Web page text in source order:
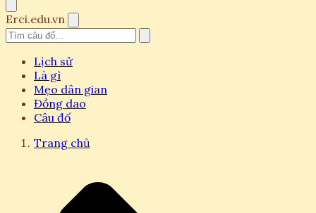
Erci.edu.vn
Lịch sử
Là gì
Mẹo dân gian
Đồng dao
Câu đố
Trang chủ